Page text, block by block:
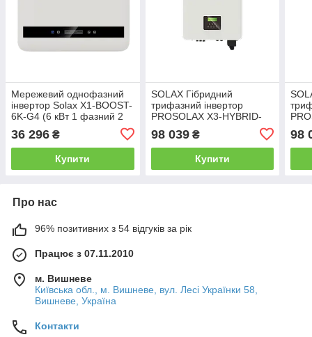
Мережевий однофазний
інвертор Solax X1-BOOST-
6K-G4 (6 кВт 1 фазний 2
36 296 ₴
Купити
SOLAX Гібридний
трифазний інвертор
PROSOLAX X3-HYBRID-
98 039₴
Купити
98
Про нас
96% позитивних з 54 відгуків за рік
Працює з 07.11.2010
м. Вишневе
Київська обл., м. Вишневе, вул. Лесі Українки 58,
Вишневе, Україна
Контакти